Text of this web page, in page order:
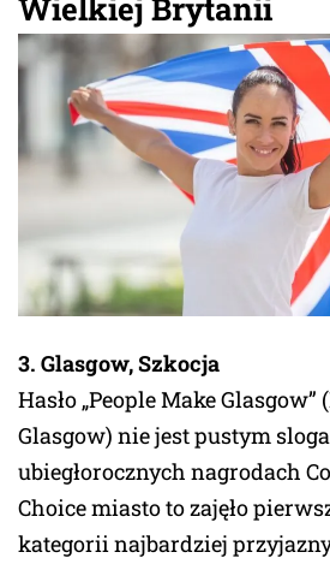
Wielkiej Brytanii
3. Glasgow, Szkocja
Hasło „People Make
Glasgow) nie jest pustym
ubiegłorocznych nagrodach
Choice miasto to zajęło
kategorii najbardziej